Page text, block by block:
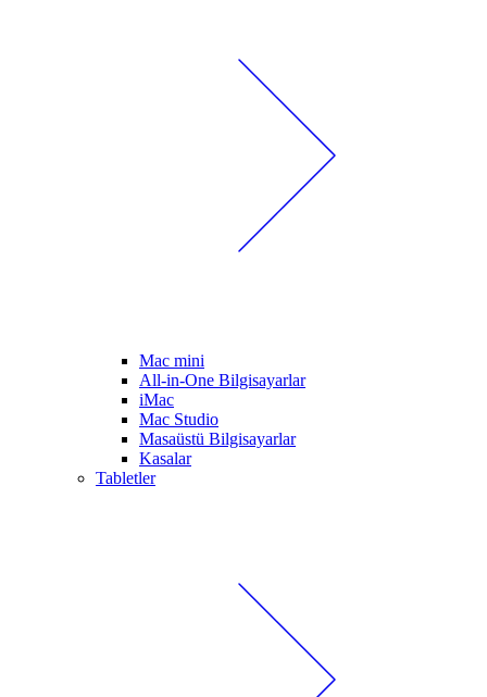
Mac mini
All-in-One Bilgisayarlar
iMac
Mac Studio
Masaüstü Bilgisayarlar
Kasalar
Tabletler